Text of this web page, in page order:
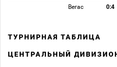
Вегас 0:4
ТУРНИРНАЯ ТАБЛИЦА
ЦЕНТРАЛЬНЫЙ